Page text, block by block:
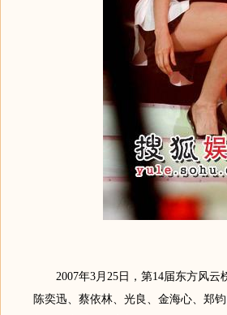
2007年3月25日，第14届东方风云
陈奕迅、蔡依林、光良、金海心、郑